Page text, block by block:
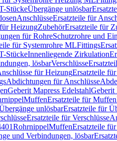
StückeÜbergänge unlösbar
AnschlüsseErsatzteile für
HeizungZubehörErsatzteile für
für RohreSchutzrohre und
für Systemrohre MLFittings
StückeInnenliegende Zirkulation
lösbarVerschlüsse
für HeizungErsatzteile
Abdichtungen für Anschlüsse
Geberit Mapress EdelstahlGeberit
MuffenErsatzteile für Muffen
unlösbarErsatzteile für
Ersatzteile für Verschlüsse
RohrnippelMuffenErsatzteile
und Verbindungen, lösbar